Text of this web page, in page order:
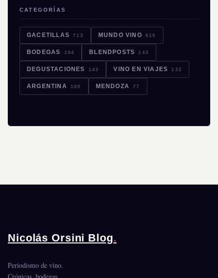
CATEGORÍAS
GACETILLAS 713 MUNDO VINO 610
BODEGAS 194 BLENDPOSTS 143
DEGUSTACIONES 143 VINO EN VIAJES 132
ARGENTINA 100 MENDOZA 77
Nicolás Orsini Blog.
Periodismo de vino.